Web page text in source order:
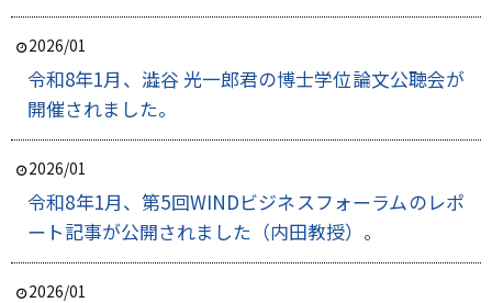
2026/01
令和8年1月、澁谷 光一郎君の博士学位論文公聴会が
開催されました。
2026/01
令和8年1月、第5回WINDビジネスフォーラムのレポ
ート記事が公開されました（内田教授）。
2026/01